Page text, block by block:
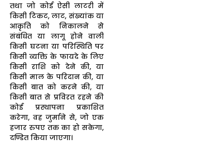
तथा जो कोई ऐसी लाटरी में
किसी टिकट, लाट, संख्यांक या
आकृति को निकालने से
संबंधित या लागू होने वाली
किसी घटना या परिस्थिति पर
किसी व्यक्ति के फायदे के लिए
किसी राशि को देने की, या
किसी माल के परिदान की, या
किसी बात को करने की, या
किसी बात से प्रविरत रहने की
कोई प्रस्थापना प्रकाशित
करेगा, वह जुर्माने से, जो एक
हजार रुपए तक का हो सकेगा,
दण्डित किया जाएगा।